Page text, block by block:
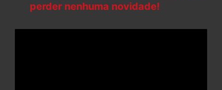
perder nenhuma novidade!